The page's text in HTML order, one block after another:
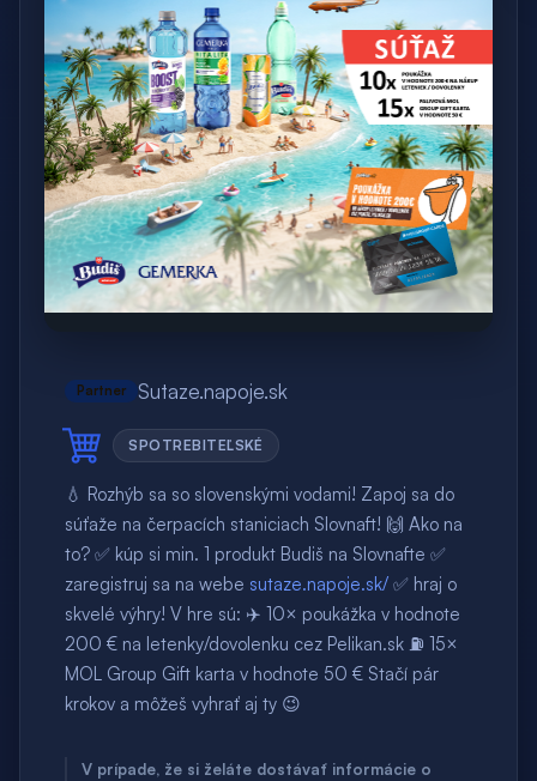
Partner Sutaze.napoje.sk
SPOTREBITEĽSKÉ
💧 Rozhýb sa so slovenskými vodami! Zapoj sa do
súťaže na čerpacích staniciach Slovnaft! 🙌 Ako na
to? ✅ kúp si min. 1 produkt Budiš na Slovnafte ✅
zaregistruj sa na webe sutaze.napoje.sk/ ✅ hraj o
skvelé výhry! V hre sú: ✈️ 10× poukážka v hodnote
200 € na letenky/dovolenku cez Pelikan.sk ⛽️ 15×
MOL Group Gift karta v hodnote 50 € Stačí pár
krokov a môžeš vyhrať aj ty 😉
V prípade, že si želáte dostávať informácie o